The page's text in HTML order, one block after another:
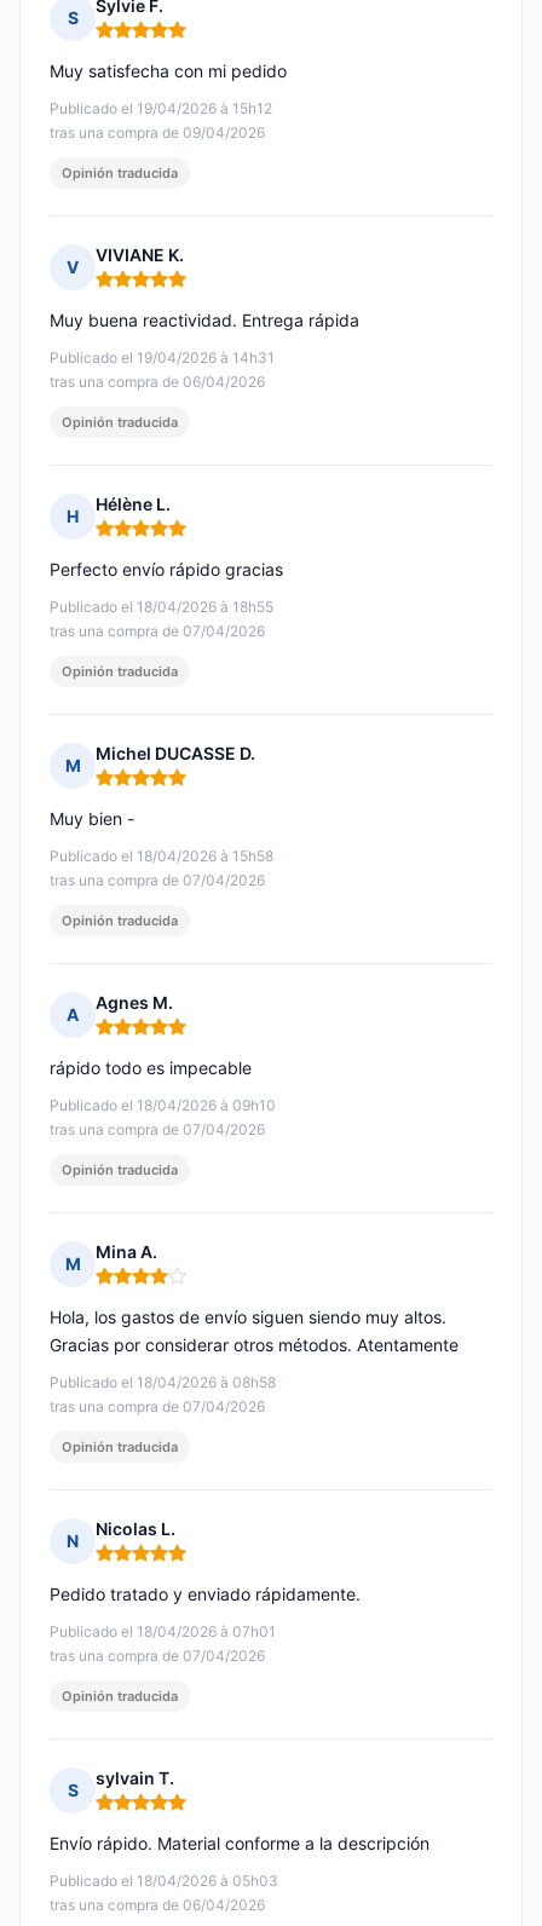
S
Sylvie F.
Nota: 5 de 5
Publicado el 19/04/2026 à 15h12
tras una compra de 09/04/2026
Muy satisfecha con mi pedido
Opinión traducida
V
VIVIANE K.
Nota: 5 de 5
Publicado el 19/04/2026 à 14h31
tras una compra de 06/04/2026
Muy buena reactividad. Entrega rápida
Opinión traducida
H
Hélène L.
Nota: 5 de 5
Publicado el 18/04/2026 à 18h55
tras una compra de 07/04/2026
Perfecto envío rápido gracias
Opinión traducida
M
Michel DUCASSE D.
Nota: 5 de 5
Publicado el 18/04/2026 à 15h58
tras una compra de 07/04/2026
Muy bien -
Opinión traducida
A
Agnes M.
Nota: 5 de 5
Publicado el 18/04/2026 à 09h10
tras una compra de 07/04/2026
rápido todo es impecable
Opinión traducida
M
Mina A.
Nota: 4 de 5
Publicado el 18/04/2026 à 08h58
tras una compra de 07/04/2026
Hola, los gastos de envío siguen siendo muy altos.
Gracias por considerar otros métodos. Atentamente
Opinión traducida
N
Nicolas L.
Nota: 5 de 5
Publicado el 18/04/2026 à 07h01
tras una compra de 07/04/2026
Pedido tratado y enviado rápidamente.
Opinión traducida
S
sylvain T.
Nota: 5 de 5
Publicado el 18/04/2026 à 05h03
tras una compra de 06/04/2026
Envío rápido. Material conforme a la descripción